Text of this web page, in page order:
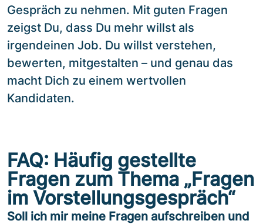
Gespräch zu nehmen. Mit guten Fragen
zeigst Du, dass Du mehr willst als
irgendeinen Job. Du willst verstehen,
bewerten, mitgestalten – und genau das
macht Dich zu einem wertvollen
Kandidaten.
FAQ: Häufig gestellte
Fragen zum Thema „Fragen
im Vorstellungsgespräch“
Soll ich mir meine Fragen aufschreiben und